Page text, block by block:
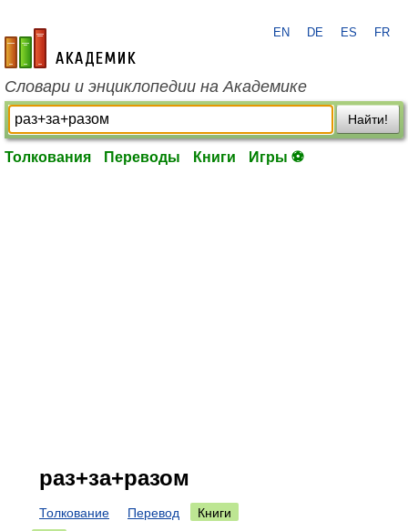
academic.ru
EN DE ES FR
Словари и энциклопедии на Академике
Найти!
Толкования Переводы Книги Игры ⚽
раз+за+разом
Толкование Перевод
Книги